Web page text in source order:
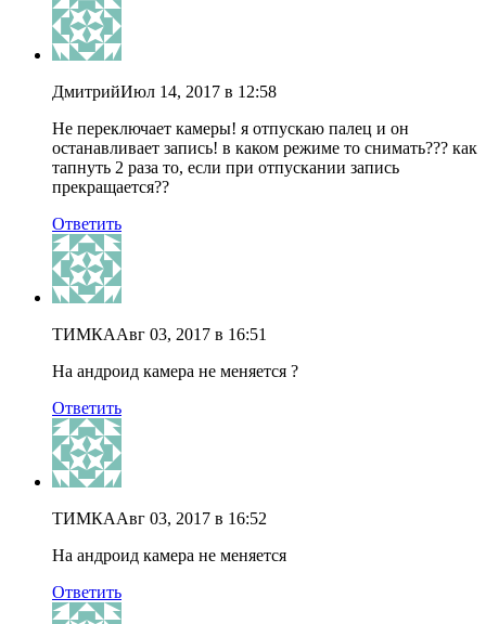
ДмитрийИюл 14, 2017 в 12:58
Не переключает камеры! я отпускаю палец и он
останавливает запись! в каком режиме то снимать??? как
тапнуть 2 раза то, если при отпускании запись
прекращается??
Ответить
ТИМКААвг 03, 2017 в 16:51
На андроид камера не меняется ?
Ответить
ТИМКААвг 03, 2017 в 16:52
На андроид камера не меняется
Ответить